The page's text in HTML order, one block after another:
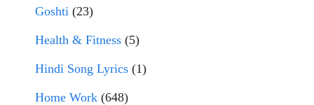
Goshti (23)
Health & Fitness (5)
Hindi Song Lyrics (1)
Home Work (648)